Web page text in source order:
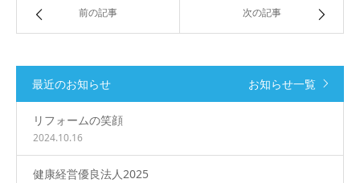
前の記事 次の記事
最近のお知らせ お知らせ一覧
リフォームの笑顔
2024.10.16
健康経営優良法人2025